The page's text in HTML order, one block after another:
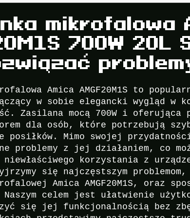
mikrofalowa
700W 20L
Amica AMGF20M1S to
w sobie elegancki wygląd w
Zasilana mocą 700W i oferująca
dla osób, które potrzebują
posiłków. Mimo swojej
problemy z jej działaniem, co
korzystania z
się najczęstszym
Amica AMGF20M1S, oraz
celem jest ułatwienie
się jej funkcjonalnością bez